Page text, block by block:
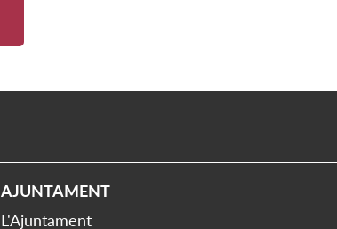
AJUNTAMENT
L'Ajuntament